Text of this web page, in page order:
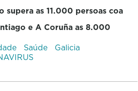
supera as 11.000 persoas coa
e A Coruña as 8.000
Saúde
Galicia